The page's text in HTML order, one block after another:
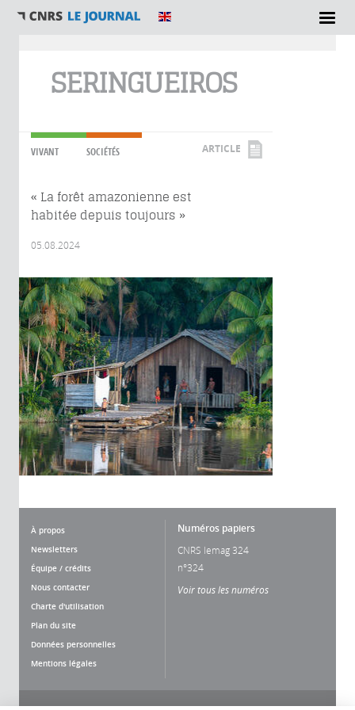
SERINGUEIROS
VIVANT SOCIÉTÉS ARTICLE
« La forêt amazonienne est
habitée depuis toujours »
05.08.2024
À propos
Newsletters
Équipe / crédits
Nous contacter
Charte d'utilisation
Plan du site
Données personnelles
Mentions légales
Numéros papiers
CNRS lemag 324
n°324
Voir tous les numéros